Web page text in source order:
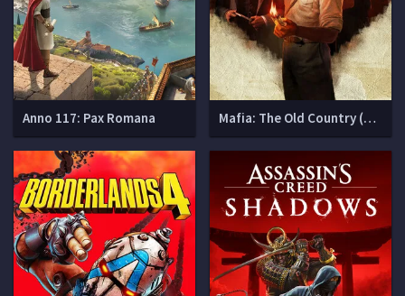
Anno 117: Pax Romana Mafia: The Old Country (Мафия 4)